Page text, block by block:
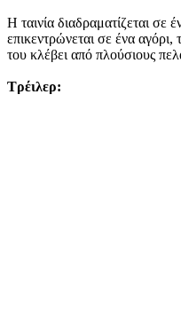
Η ταινία διαδραματίζεται σε
επικεντρώνεται σε ένα
του κλέβει από πλούσιους
Τρέιλερ: